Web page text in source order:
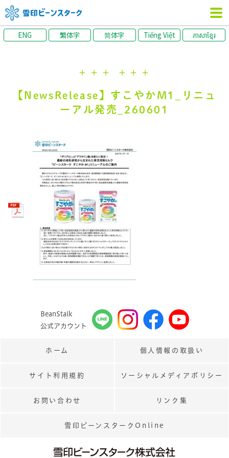
ENG 繁体字 简体字 Tiếng Việt ភាសាខ្មែរ
＋＋＋ ＋＋＋
【NewsRelease】すこやかM1_リニュ
ーアル発売_260601
BeanStalk
公式アカウント
ホーム 個人情報の取扱い
サイト利用規約 ソーシャルメディアポリシー
お問い合わせ リンク集
雪印ビーンスタークOnline